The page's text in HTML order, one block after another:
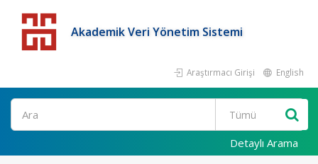
Akademik Veri Yönetim Sistemi
Araştırmacı Girişi English
Detaylı Arama